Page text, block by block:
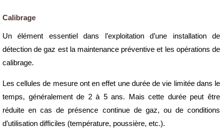
Calibrage
Un élément essentiel dans l’exploitation d’une installation de
détection de gaz est la maintenance préventive et les opérations de
calibrage.
Les cellules de mesure ont en effet une durée de vie limitée dans le
temps, généralement de 2 à 5 ans. Mais cette durée peut être
réduite en cas de présence continue de gaz, ou de conditions
d’utilisation difficiles (température, poussière, etc.).